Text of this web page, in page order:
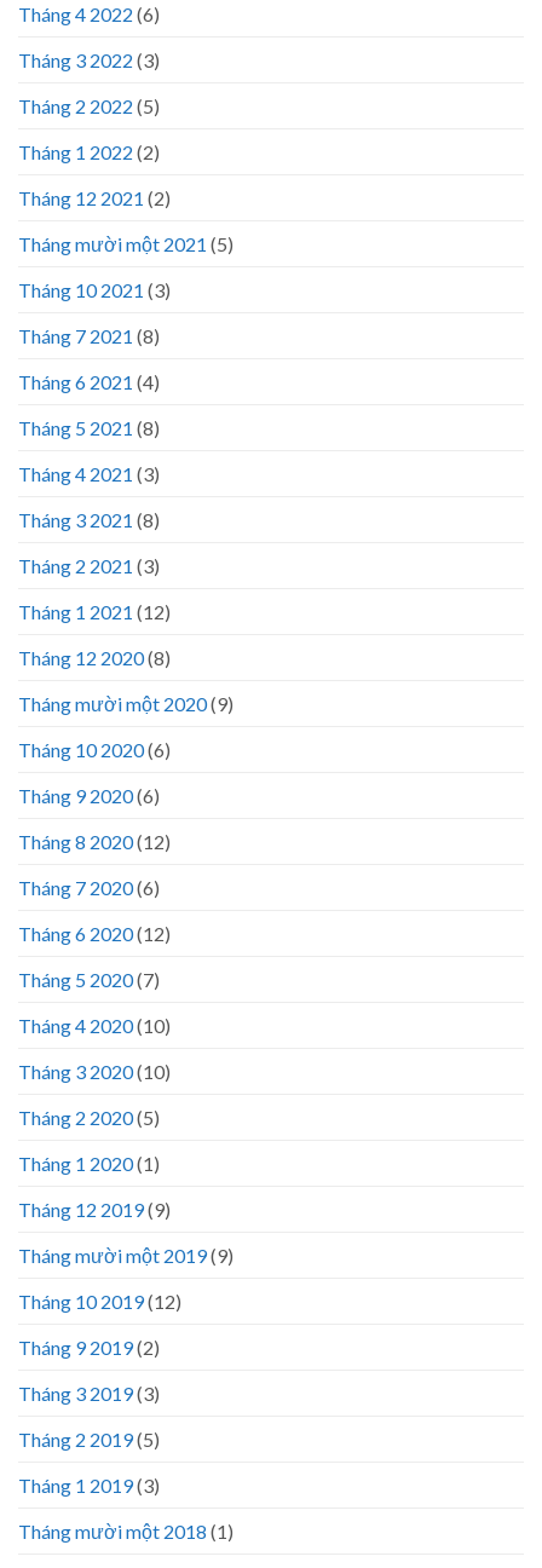
Tháng 4 2022 (6)
Tháng 3 2022 (3)
Tháng 2 2022 (5)
Tháng 1 2022 (2)
Tháng 12 2021 (2)
Tháng mười một 2021 (5)
Tháng 10 2021 (3)
Tháng 7 2021 (8)
Tháng 6 2021 (4)
Tháng 5 2021 (8)
Tháng 4 2021 (3)
Tháng 3 2021 (8)
Tháng 2 2021 (3)
Tháng 1 2021 (12)
Tháng 12 2020(8)
Tháng mười một 2020(9)
Tháng 10 2020(6)
Tháng 9 2020(6)
Tháng 8 2020(12)
Tháng 7 2020(6)
Tháng 6 2020(12)
Tháng 5 2020(7)
Tháng 4 2020(10)
Tháng 3 2020(10)
Tháng 2 2020(5)
Tháng 1 2020(1)
Tháng 12 2019(9)
Tháng mười một 2019(9)
Tháng 10 2019(12)
Tháng 9 2019(2)
Tháng 3 2019(3)
Tháng 2 2019(5)
Tháng 1 2019(3)
Tháng mười một 2018 (1)